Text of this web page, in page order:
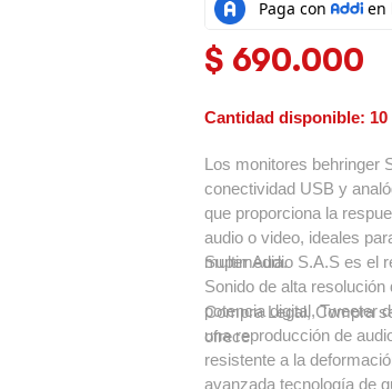
$690.000
Cantidad disponible: 10
Los monitores behringer
conectividad USB y
que proporciona la
audio o video, ideales
multimedia.
Sonido de alta
potencia digital, Tweeter
una reproducción de
resistente a la
avanzada tecnología de
Super Audio S.A.S es el
Compra Legal, Compra
ofrece